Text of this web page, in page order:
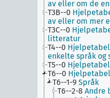
av eller om de
T3B--0
av eller om mer
T3C--0
litteratur
T4--0
enkelte språk og
T5--0
T6--0
T6--1-9 Språk
T6--2-8 Andre